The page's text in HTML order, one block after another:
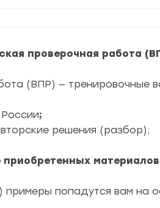
проверочная работа
(ВПР) — тренировочные
;
решения (разбор);
примеры попадутся вам на